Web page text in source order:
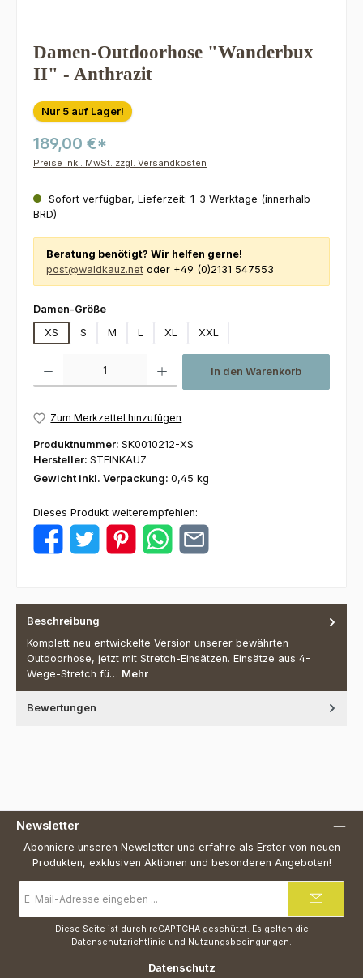
Damen-Outdoorhose "Wanderbux
II" - Anthrazit
Nur 5 auf Lager!
189,00 €*
Preise inkl. MwSt. zzgl. Versandkosten
Sofort verfügbar, Lieferzeit: 1-3 Werktage (innerhalb
BRD)
Beratung benötigt? Wir helfen gerne!
post@waldkauz.net oder +49 (0)2131 547553
Damen-Größeauswählen
XS
S M L XL XXL
In den Warenkorb
Zum Merkzettel hinzufügen
Produktnummer: SK0010212-XS
Hersteller: STEINKAUZ
Gewicht inkl. Verpackung: 0,45 kg
Dieses Produkt weiterempfehlen:
Beschreibung
Komplett neu entwickelte Version unserer bewährten
Outdoorhose, jetzt mit Stretch-Einsätzen. Einsätze aus 4-
Wege-Stretch fü… Mehr
Bewertungen
Newsletter
Abonniere unseren Newsletter und erfahre als Erster von neuen
Produkten, exklusiven Aktionen und besonderen Angeboten!
Mail-
Adresse
Diese Seite ist durch reCAPTCHA geschützt. Es gelten die
Datenschutzrichtlinie und Nutzungsbedingungen
Datenschutz